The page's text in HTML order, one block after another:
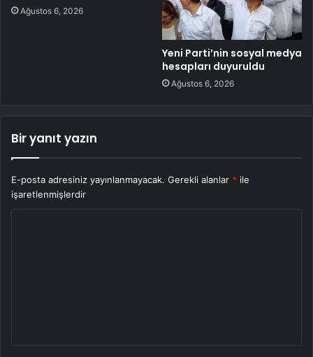
Ağustos 6, 2026
Yeni Parti’nin sosyal medya
hesapları duyuruldu
Ağustos 6, 2026
Bir yanıt yazın
E-posta adresiniz yayınlanmayacak. Gerekli alanlar * ile
işaretlenmişlerdir